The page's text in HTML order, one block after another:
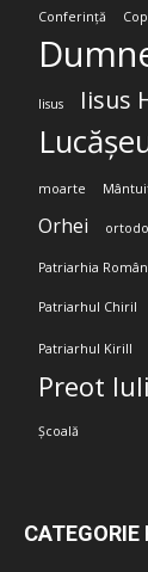
Conferință
Iisus Iisus
moarte
Orhei
Patriarhia
Patriarhul Chiril
Patriarhul Kirill
Preot
Școală
CATEGORIE